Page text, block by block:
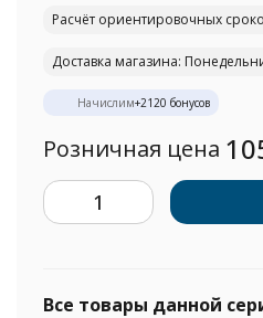
Расчёт ориентировочных
Доставка магазина:
Начислим+2120 бонусов
Розничная цена
Все товары данной